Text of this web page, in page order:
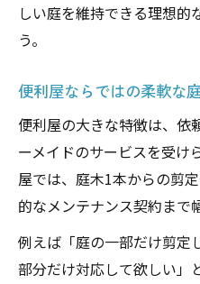
しい庭を維持できる理想的
う。
便利屋ならではの柔軟な
便利屋の大きな特徴は、依
ーメイドのサービスを受け
屋では、庭木1本からの剪
的なメンテナンス契約まで
例えば「庭の一部だけ剪定
部分だけ対応して欲しい」